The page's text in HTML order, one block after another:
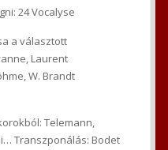
24 Vocalyse
a választott
Laurent
W. Brandt
Telemann,
Transzponálás: Bodet